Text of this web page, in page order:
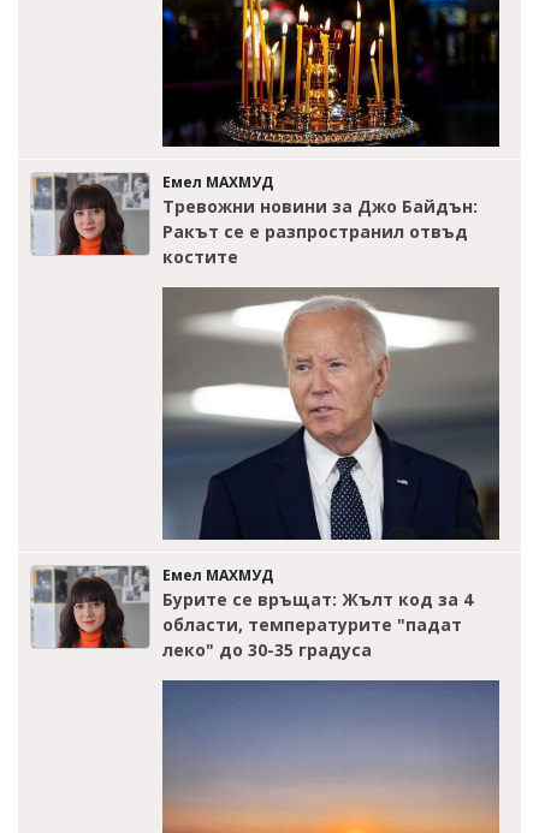
Емел МАХМУД
Тревожни новини за Джо Байдън:
Ракът се е разпространил отвъд
костите
Емел МАХМУД
Бурите се връщат: Жълт код за 4
области, температурите "падат
леко" до 30-35 градуса